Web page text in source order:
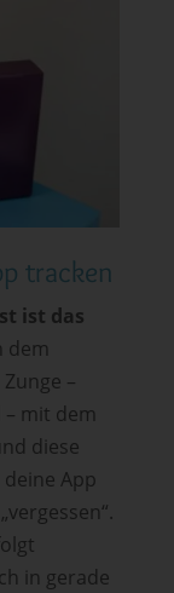
tracken
ist das
dem
–
mit dem
diese
App
in gerade